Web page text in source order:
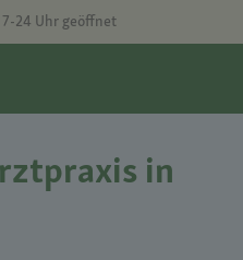
24 Uhr geöffnet
in